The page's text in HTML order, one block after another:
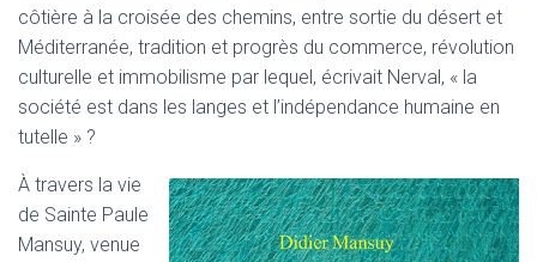
côtière à la croisée des chemins, entre sortie du désert et
Méditerranée, tradition et progrès du commerce, révolution
culturelle et immobilisme par lequel, écrivait Nerval, « la
société est dans les langes et l’indépendance humaine en
tutelle » ?
À travers la vie
de Sainte Paule
Mansuy, venue